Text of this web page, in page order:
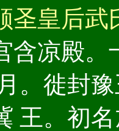
圣皇后武
含凉殿。
。徙封
王。初